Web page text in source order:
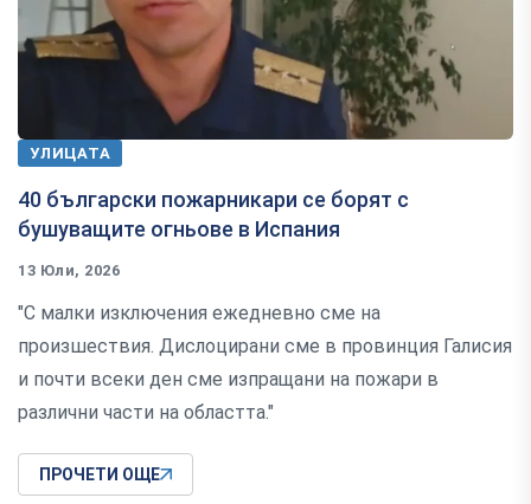
УЛИЦАТА
40 български пожарникари се борят с
бушуващите огньове в Испания
13 Юли, 2026
"С малки изключения ежедневно сме на
произшествия. Дислоцирани сме в провинция Галисия
и почти всеки ден сме изпращани на пожари в
различни части на областта."
ПРОЧЕТИ ОЩЕ